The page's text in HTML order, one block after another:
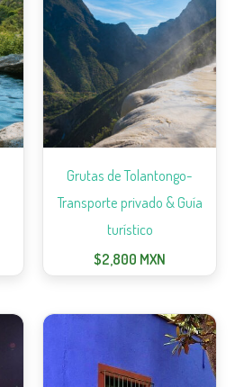
Grutas de Tolantongo-
Transporte privado & Guía
turístico
$2,800 MXN